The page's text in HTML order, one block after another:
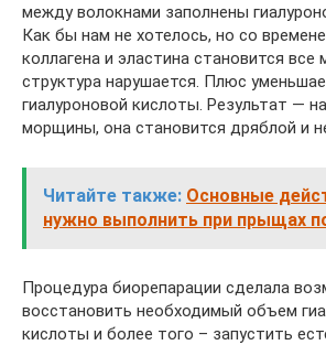
между волокнами заполнены
Как бы нам не хотелось, но со
коллагена и эластина становится все
структура нарушается. Плюс
гиалуроновой кислоты. Результат —
морщины, она становится дряблой и
Читайте также: Основные
нужно выполнить при прыщах
Процедура биорепарации сделала
восстановить необходимый объем
кислоты и более того – запустить